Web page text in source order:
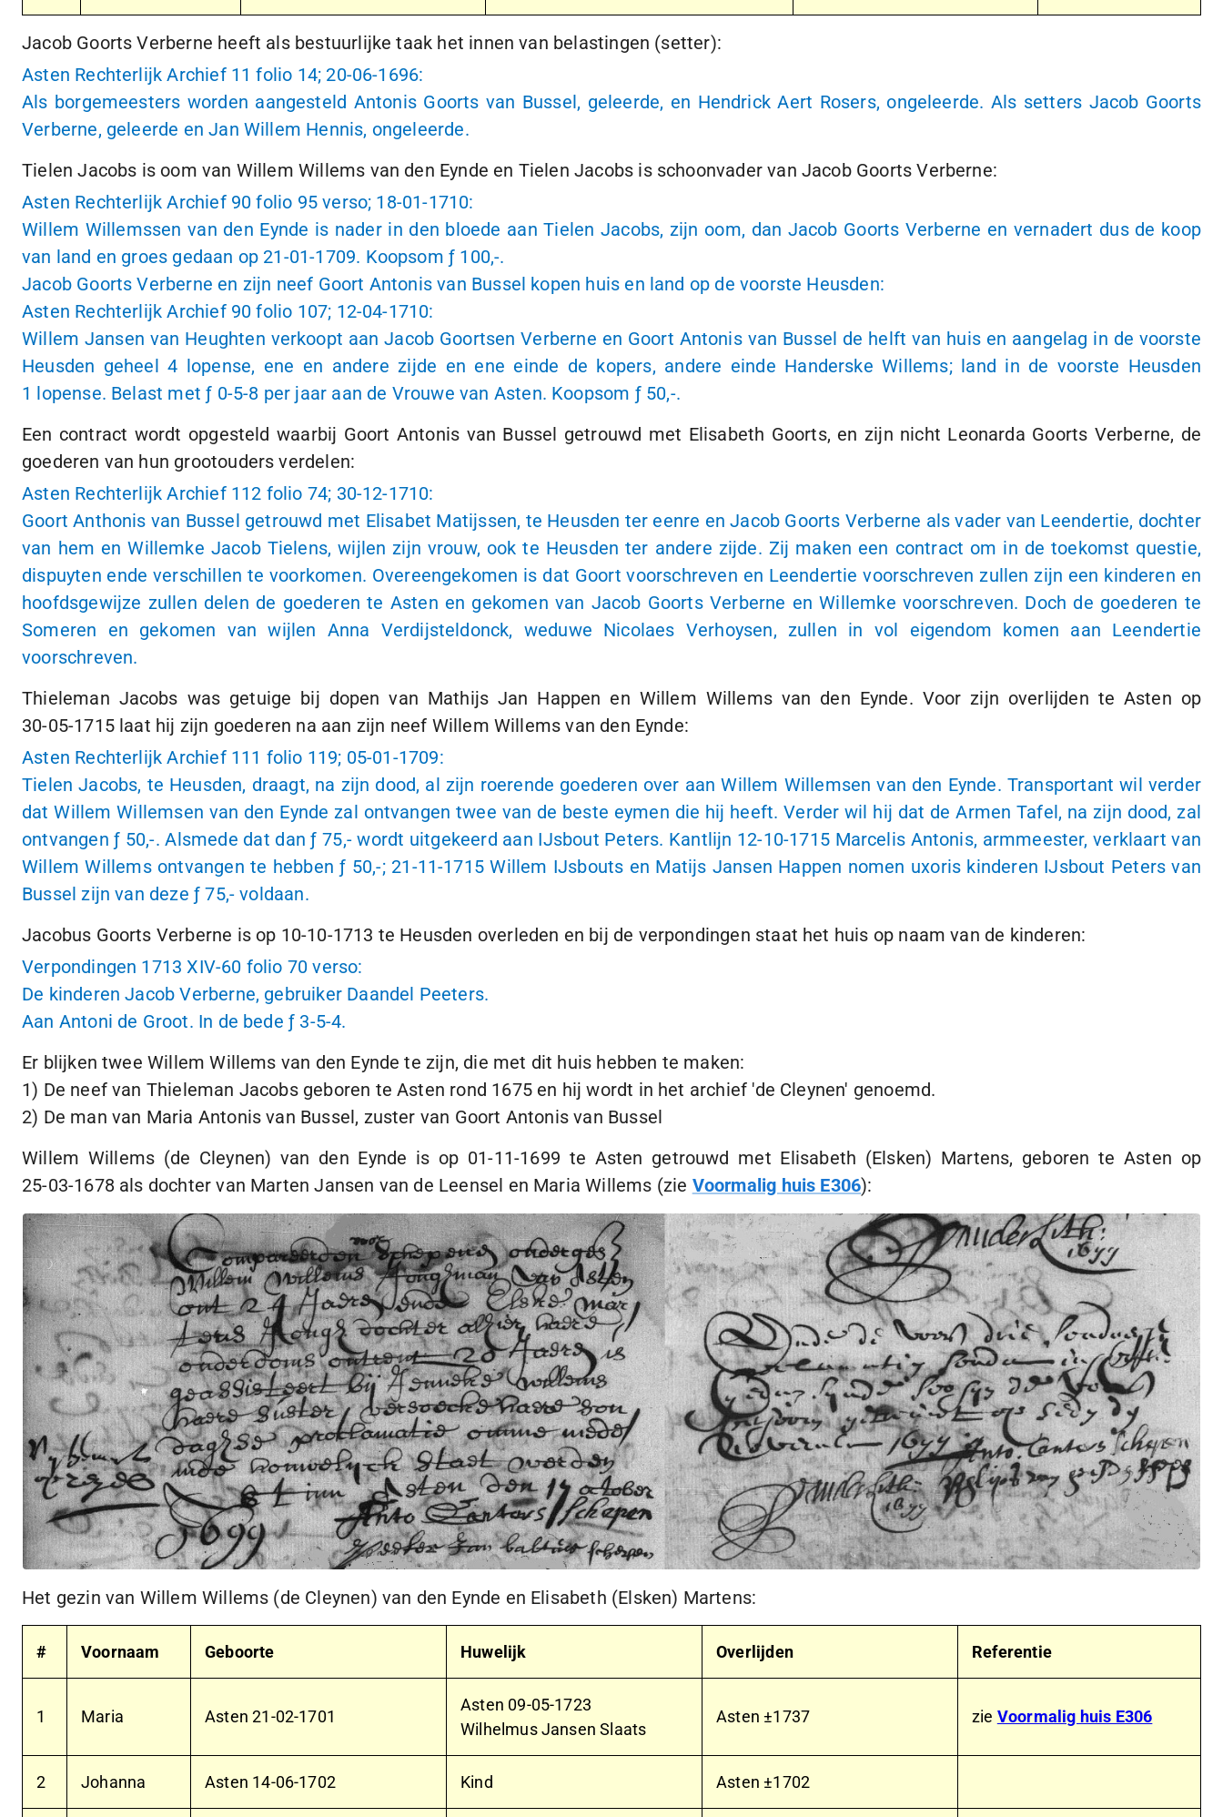
Jacob Goorts Verberne heeft als bestuurlijke taak het innen van belastingen (setter):
Asten Rechterlijk Archief 11 folio 14; 20-06-1696:
Als borgemeesters worden aangesteld Antonis Goorts van Bussel, geleerde, en Hendrick Aert Rosers, ongeleerde. Als setters Jacob Goorts
Verberne, geleerde en Jan Willem Hennis, ongeleerde.
Tielen Jacobs is oom van Willem Willems van den Eynde en Tielen Jacobs is schoonvader van Jacob Goorts Verberne:
Asten Rechterlijk Archief 90 folio 95 verso; 18-01-1710:
Willem Willemssen van den Eynde is nader in den bloede aan Tielen Jacobs, zijn oom, dan Jacob Goorts Verberne en vernadert dus de koop
van land en groes gedaan op 21-01-1709. Koopsomƒ 100,-.
Jacob Goorts Verberne en zijn neef Goort Antonis van Bussel kopen huis en land op de voorste Heusden:
Asten Rechterlijk Archief 90 folio 107; 12-04-1710:
Willem Jansen van Heughten verkoopt aan Jacob Goortsen Verberne en Goort Antonis van Bussel de helft van huis en aangelag in de voorste
Heusden geheel4 lopense, ene en andere zijde en ene einde de kopers, andere einde Handerske Willems; land in de voorste Heusden
1 lopense. Belast metƒ 0-5-8 per jaar aan de Vrouwe van Asten. Koopsom ƒ 50,-.
Een contract wordt opgesteld waarbij Goort Antonis van Bussel getrouwd met Elisabeth Goorts, en zijn nicht Leonarda Goorts Verberne, de
goederen van hun grootouders verdelen:
Asten Rechterlijk Archief 112 folio 74; 30-12-1710:
Goort Anthonis van Bussel getrouwd met Elisabet Matijssen, te Heusden ter eenre en Jacob Goorts Verberne als vader van Leendertie, dochter
van hem en Willemke Jacob Tielens, wijlen zijn vrouw, ook te Heusden ter andere zijde. Zij maken een contract om in de toekomst questie,
dispuyten ende verschillen te voorkomen. Overeengekomen is dat Goort voorschreven en Leendertie voorschreven zullen zijn een kinderen en
hoofdsgewijze zullen delen de goederen te Asten en gekomen van Jacob Goorts Verberne en Willemke voorschreven. Doch de goederen te
Someren en gekomen van wijlen Anna Verdijsteldonck, weduwe Nicolaes Verhoysen, zullen in vol eigendom komen aan Leendertie
voorschreven.
Thieleman Jacobs was getuige bij dopen van Mathijs Jan Happen en Willem Willems van den Eynde. Voor zijn overlijden te Asten op
30-05-1715laat hij zijn goederen na aan zijn neef Willem Willems van den Eynde:
Asten Rechterlijk Archief 111 folio 119; 05-01-1709:
Tielen Jacobs, te Heusden, draagt, na zijn dood, al zijn roerende goederen over aan Willem Willemsen van den Eynde. Transportant wil verder
dat Willem Willemsen van den Eynde zal ontvangen twee van de beste eymen die hij heeft. Verder wil hij dat de Armen Tafel, na zijn dood, zal
ontvangenƒ 50,-. Alsmede dat danƒ 75,-wordt uitgekeerd aan IJsbout Peters. Kantlijn 12-10-1715 Marcelis Antonis, armmeester, verklaart van
Willem Willems ontvangen te hebbenƒ 50,-; 21-11-1715 Willem IJsbouts en Matijs Jansen Happen nomen uxoris kinderen IJsbout Peters van
Bussel zijn van deze ƒ 75,- voldaan.
Jacobus Goorts Verberne is op 10-10-1713 te Heusden overleden en bij de verpondingen staat het huis op naam van de kinderen:
Verpondingen 1713 XIV-60 folio 70 verso:
De kinderen Jacob Verberne, gebruiker Daandel Peeters.
Aan Antoni de Groot. In de bedeƒ 3-5-4.
Er blijken twee Willem Willems van den Eynde te zijn, die met dit huis hebben te maken:
1) De neef van Thieleman Jacobs geboren te Asten rond 1675 en hij wordt in het archief 'de Cleynen' genoemd.
2) De man van Maria Antonis van Bussel, zuster van Goort Antonis van Bussel
Willem Willems (de Cleynen) van den Eynde is op 01-11-1699 te Asten getrouwd met Elisabeth (Elsken) Martens, geboren te Asten op
25-03-1678 als dochter van Marten Jansen van de Leensel en Maria Willems (zie Voormalig huis E306):
Het gezin van Willem Willems (de Cleynen) van den Eynde en Elisabeth (Elsken) Martens:
# Voornaam Geboorte Huwelijk Overlijden Referentie
1 Maria Asten21-02-1701
Asten 09-05-1723
Wilhelmus Jansen Slaats
Asten ±1737 zie Voormalig huis E306
2 Johanna Asten 14-06-1702 Kind Asten ±1702